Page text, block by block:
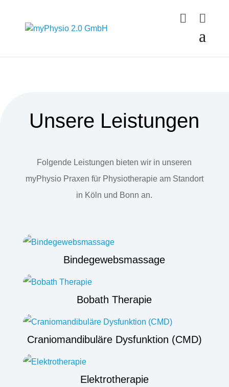
Unsere Leistungen
Folgende Leistungen bieten wir in unseren
myPhysio Praxen für Physiotherapie am Standort
in Köln und Bonn an.
Bindegewebsmassage
Bobath Therapie
Craniomandibuläre Dysfunktion (CMD)
Elektrotherapie